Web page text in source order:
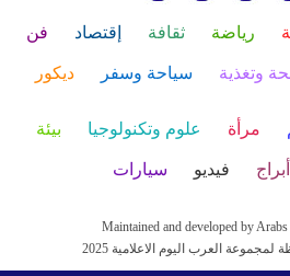
رياضة ثقافة إقتصاد فن
وتغذية سياحة وسفر ديكور
مرأة علوم وتكنولوجيا بيئة
أبراج فيديو سيارات
Maintained and developed by